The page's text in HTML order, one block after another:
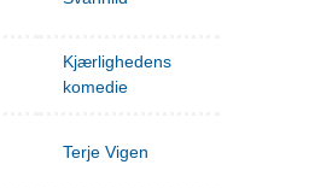
Kjærlighedens
komedie
Terje Vigen